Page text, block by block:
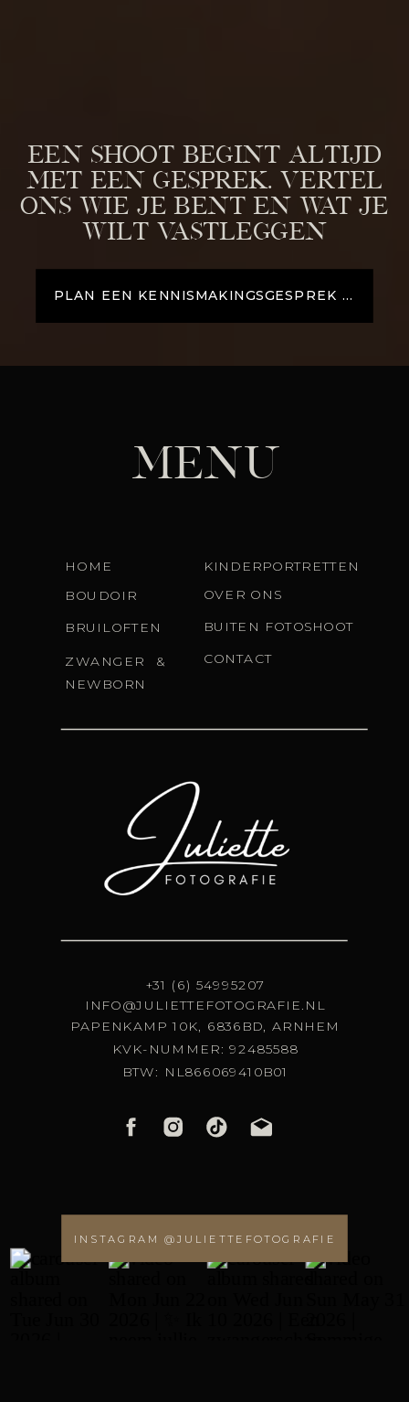
PLAN EEN KENNISMAKINGSGESPREK →
Een shoot begint altijd
met een gesprek. Vertel
ons wie je bent en wat je
wilt vastleggen
OVER ONS
BUITEN FOTOSHOOT
KINDERPORTRETTEN
BRUILOFTEN
BOUDOIR
HOME
MENU
ZWANGER &
NEWBORN
CONTACT
PAPENKAMP 10K, 6836BD, ARNHEM
KVK-NUMMER: 92485588
BTW: NL866069410B01
INFO@JULIETTEFOTOGRAFIE.NL
+31 (6) 54995207
INSTAGRAM @JULIETTEFOTOGRAFIE